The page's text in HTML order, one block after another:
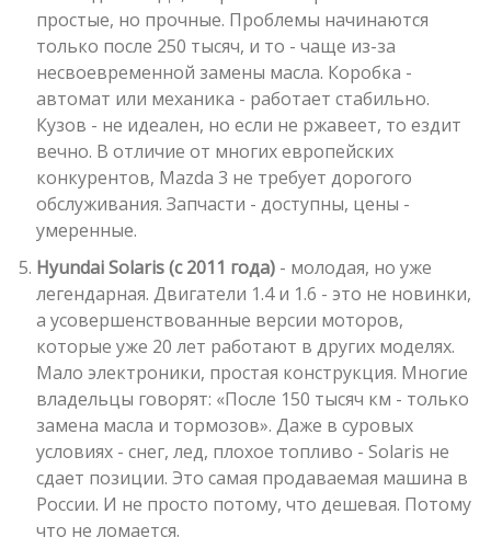
простые, но прочные. Проблемы начинаются
только после 250 тысяч, и то - чаще из-за
несвоевременной замены масла. Коробка -
автомат или механика - работает стабильно.
Кузов - не идеален, но если не ржавеет, то ездит
вечно. В отличие от многих европейских
конкурентов, Mazda 3 не требует дорогого
обслуживания. Запчасти - доступны, цены -
умеренные.
Hyundai Solaris (с 2011 года)- молодая, но уже
легендарная. Двигатели 1.4 и 1.6 - это не новинки,
а усовершенствованные версии моторов,
которые уже 20 лет работают в других моделях.
Мало электроники, простая конструкция. Многие
владельцы говорят: «После 150 тысяч км - только
замена масла и тормозов». Даже в суровых
условиях - снег, лед, плохое топливо - Solaris не
сдает позиции. Это самая продаваемая машина в
России. И не просто потому, что дешевая. Потому
что не ломается.